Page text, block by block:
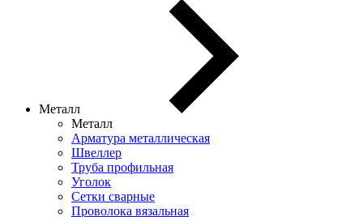
Металл
Металл
Арматура металлическая
Швеллер
Труба профильная
Уголок
Сетки сварные
Проволока вязальная